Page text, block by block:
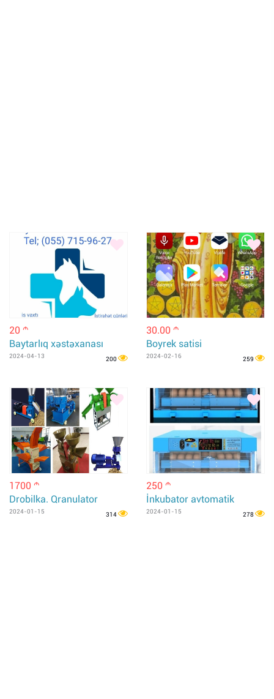
20 m
Baytarlıq xəstəxanası
2024-04-13 200
30.00 m
Boyrek satisi
2024-02-16 259
1700 m
Drobilka. Qranulator
2024-01-15 314
250 m
İnkubator avtomatik
2024-01-15 278